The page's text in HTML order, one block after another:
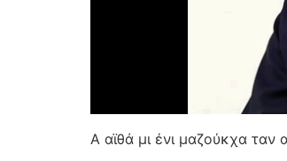
Α αϊθά μι ένι μαζούκχα